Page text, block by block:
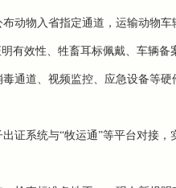
动物入省指定通道，运输动物
有效性、牲畜耳标佩戴、车辆
通道、视频监控、应急设备等
证系统与“牧运通”等平台对接